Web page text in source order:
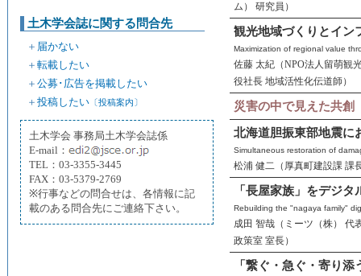
土木学会誌に関する問合先
＋ 届かない
＋ 転載したい
＋ 公募･広告を掲載したい
＋ 投稿したい 〔投稿案内〕
土木学会 事務局土木学会誌係
E-mail：
TEL：03-3355-3445
FAX：03-5379-2769
※行事などの問合せは、各情報に記
載のある問合先にご連絡下さい。
ム） 研究員）
観光地域づくりとイン
Maximization of regional value
佐藤 太紀（NPO法人留萌観
役社長 地域活性化伝道師）
災害の中で見えた共創
北海道胆振東部地震に
Simultaneous restoration of
松浦 健二（厚真町建設課 課
「長屋家族」をデジタ
Rebuilding the "nagaya family"
成田 智哉（ミーツ（株） 代
政策室 室長）
「繋ぐ・急ぐ・寄り